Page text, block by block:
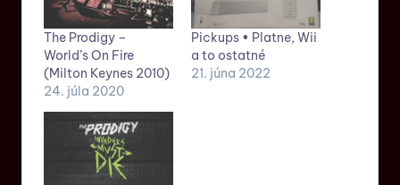
The Prodigy –
World’s On Fire
(Milton Keynes 2010)
24. júla 2020
Pickups • Platne, Wii
a to ostatné
21. júna 2022